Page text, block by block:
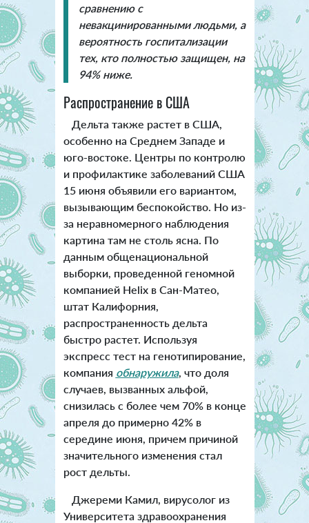
сравнению с
невакцинированными людьми, а
вероятность госпитализации
тех, кто полностью защищен, на
94% ниже.
Распространение в США
Дельта также растет в США,
особенно на Среднем Западе и
юго-востоке. Центры по контролю
и профилактике заболеваний США
15 июня объявили его вариантом,
вызывающим беспокойство. Но из-
за неравномерного наблюдения
картина там не столь ясна. По
данным общенациональной
выборки, проведенной геномной
компанией Helix в Сан-Матео,
штат Калифорния,
распространенность дельта
быстро растет. Используя
экспресс тест на генотипирование,
компания обнаружила, что доля
случаев, вызванных альфой,
снизилась с более чем 70% в конце
апреля до примерно 42% в
середине июня, причем причиной
значительного изменения стал
рост дельты.
Джереми Камил, вирусолог из
Университета здравоохранения